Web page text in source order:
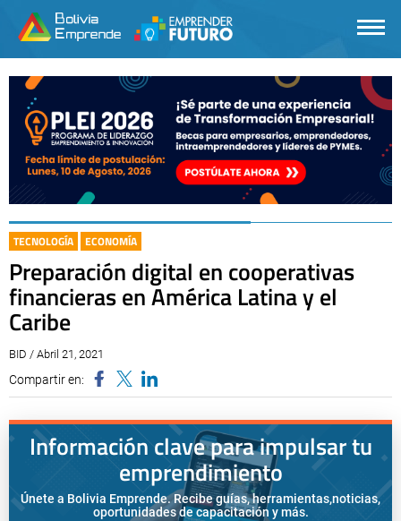
TECNOLOGÍA ECONOMÍA
Preparación digital en cooperativas
financieras en América Latina y el
Caribe
BID / Abril 21, 2021
Compartir en:
Información clave para impulsar tu
emprendimiento
Únete a Bolivia Emprende. Recibe guías, herramientas,noticias,
oportunidades de capacitación y más.